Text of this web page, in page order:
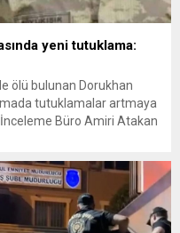
yeni tutuklama:
ölü bulunan Dorukhan
tutuklamalar artmaya
Büro Amiri Atakan
yeniden açılan
Son olarak dönemin...